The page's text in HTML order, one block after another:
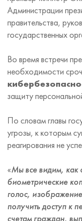
Администрации
правительства,
государственных
Во время встречи
необходимости
защиту
По словам главы
угрозы, к которым
реагирования не
«Мы все видим, как
биометрические
голос,
получить доступ к
счетам граждан,